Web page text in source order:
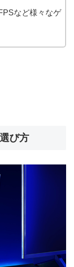
など様々なゲ
び方